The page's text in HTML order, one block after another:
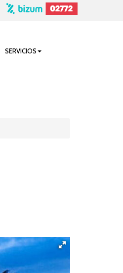
SERVICIOS